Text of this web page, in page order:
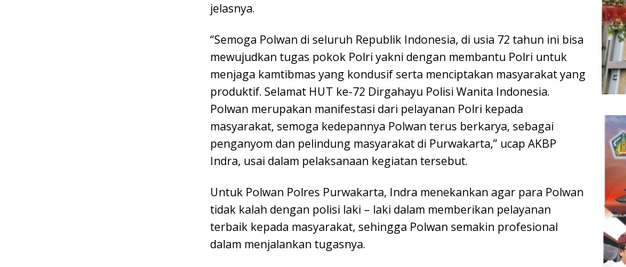
jelasnya.
“Semoga Polwan di seluruh Republik Indonesia, di usia 72 tahun ini bisa
mewujudkan tugas pokok Polri yakni dengan membantu Polri untuk
menjaga kamtibmas yang kondusif serta menciptakan masyarakat yang
produktif. Selamat HUT ke-72 Dirgahayu Polisi Wanita Indonesia.
Polwan merupakan manifestasi dari pelayanan Polri kepada
masyarakat, semoga kedepannya Polwan terus berkarya, sebagai
penganyom dan pelindung masyarakat di Purwakarta,” ucap AKBP
Indra, usai dalam pelaksanaan kegiatan tersebut.
Untuk Polwan Polres Purwakarta, Indra menekankan agar para Polwan
tidak kalah dengan polisi laki – laki dalam memberikan pelayanan
terbaik kepada masyarakat, sehingga Polwan semakin profesional
dalam menjalankan tugasnya.